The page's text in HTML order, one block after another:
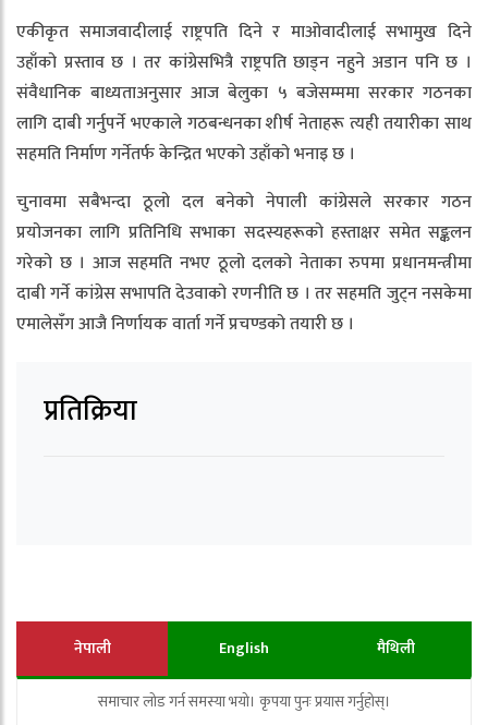
एकीकृत समाजवादीलाई राष्ट्रपति दिने र माओवादीलाई सभामुख दिने
उहाँको प्रस्ताव छ । तर कांग्रेसभित्रै राष्ट्रपति छाड्न नहुने अडान पनि छ ।
संवैधानिक बाध्यताअनुसार आज बेलुका ५ बजेसम्ममा सरकार गठनका
लागि दाबी गर्नुपर्ने भएकाले गठबन्धनका शीर्ष नेताहरू त्यही तयारीका साथ
सहमति निर्माण गर्नेतर्फ केन्द्रित भएको उहाँको भनाइ छ ।
चुनावमा सबैभन्दा ठूलो दल बनेको नेपाली कांग्रेसले सरकार गठन
प्रयोजनका लागि प्रतिनिधि सभाका सदस्यहरूको हस्ताक्षर समेत सङ्कलन
गरेको छ । आज सहमति नभए ठूलो दलको नेताका रुपमा प्रधानमन्त्रीमा
दाबी गर्ने कांग्रेस सभापति देउवाको रणनीति छ । तर सहमति जुट्न नसकेमा
एमालेसँग आजै निर्णायक वार्ता गर्ने प्रचण्डको तयारी छ ।
प्रतिक्रिया
नेपाली English मैथिली
समाचार लोड गर्न समस्या भयो। कृपया पुनः प्रयास गर्नुहोस्।